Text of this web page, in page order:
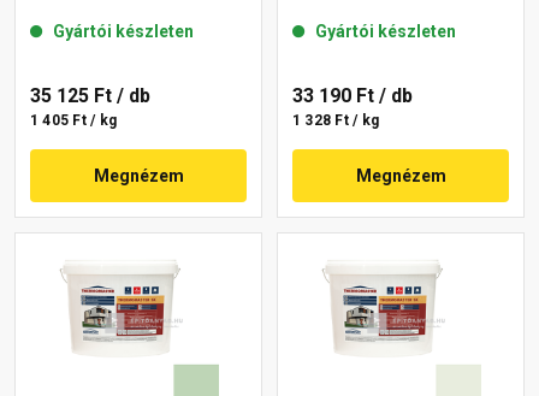
Gyártói készleten
35 125 Ft / db
1 405 Ft / kg
Megnézem
Gyártói készleten
33 190 Ft / db
1 328 Ft / kg
Megnézem